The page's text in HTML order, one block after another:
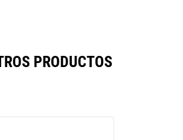
PRODUCTOS